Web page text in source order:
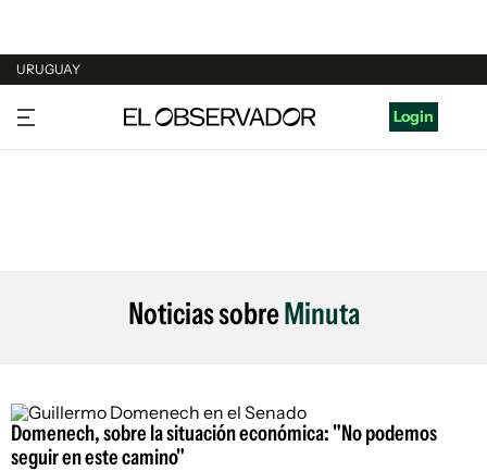
URUGUAY
URUGUAY
ARGENTINA
Login
Noticias sobreMinuta
Domenech, sobre la situación económica: "No podemos
seguir en este camino"